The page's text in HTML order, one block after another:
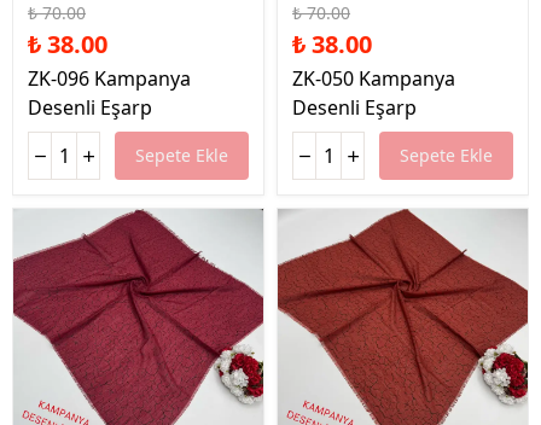
₺ 70.00
₺ 38.00
ZK-096 Kampanya
Desenli Eşarp
Sepete Ekle
₺ 70.00
₺ 38.00
ZK-050 Kampanya
Desenli Eşarp
Sepete Ekle